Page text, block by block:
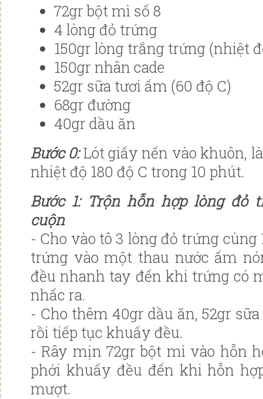
72gr bột mì số 8
4 lòng đỏ trứng
150gr lòng trắng trứng (nhiệt
150gr nhân cade
52gr sữa tươi ấm (60 độ C)
68gr đường
40gr dầu ăn
Bước 0:Lót giấy nến vào khuôn,
nhiệt độ 180 độ C trong 10 phút.
Bước 1: Trộn hỗn hợp lòng đỏ
cuộn
- Cho vào tô 3 lòng đỏ trứng cùng
trứng vào một thau nước ấm
đều nhanh tay đến khi trứng có
nhấc ra.
- Cho thêm 40gr dầu ăn, 52gr
rồi tiếp tục khuấy đều.
- Rây mịn 72gr bột mì vào hỗn
phới khuấy đều đến khi hỗn
mượt.